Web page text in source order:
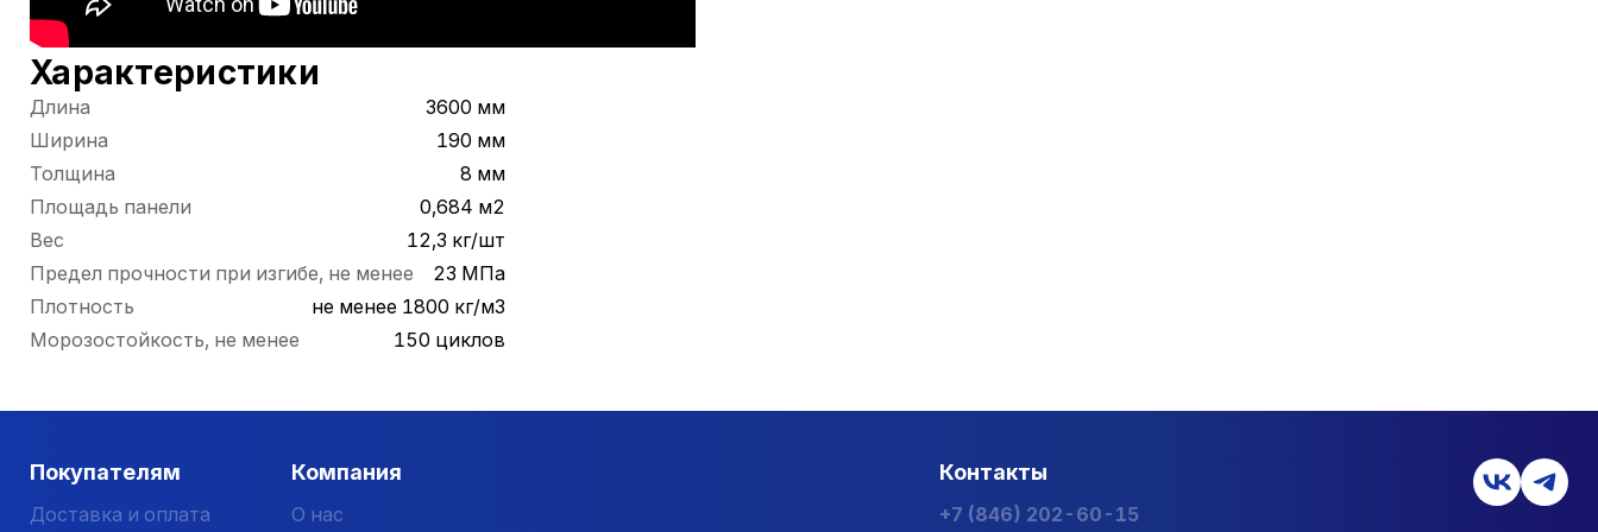
Характеристики
Длина
3600 мм
Ширина
190 мм
Толщина
8 мм
Площадь панели
0,684 м2
Вес
12,3 кг/шт
Предел прочности при изгибе, не менее
23 МПа
Плотность
не менее 1800 кг/м3
Морозостойкость, не менее
150 циклов
Покупателям
Доставка и оплата
Компания
О нас
Контакты
+7 (846) 202-60-15